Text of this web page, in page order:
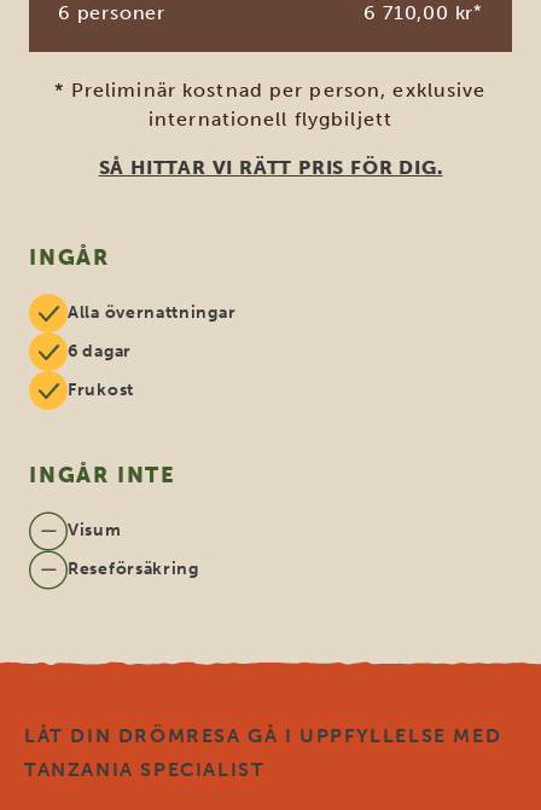
6 personer 6 710,00 kr*
* Preliminär kostnad per person, exklusive
internationell flygbiljett
SÅ HITTAR VI RÄTT PRIS FÖR DIG.
INGÅR
Alla övernattningar
6 dagar
Frukost
INGÅR INTE
Visum
Reseförsäkring
LÅT DIN DRÖMRESA GÅ I UPPFYLLELSE MED
TANZANIA SPECIALIST